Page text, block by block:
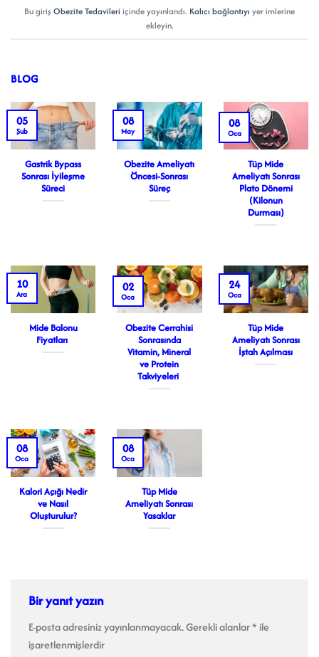
Bu girişObezite Tedavileri içinde yayınlandı. Kalıcı bağlantıyı yer imlerine
ekleyin.
BLOG
Gastrik Bypass
Sonrası İyileşme
Süreci
05
Şub
Obezite Ameliyatı
Öncesi-Sonrası
Süreç
08
May
Tüp Mide
Ameliyatı Sonrası
Plato Dönemi
(Kilonun
Durması)
08
Oca
Mide Balonu
Fiyatları
10
Ara
Obezite Cerrahisi
Sonrasında
Vitamin, Mineral
ve Protein
Takviyeleri
02
Oca
Tüp Mide
Ameliyatı Sonrası
İştah Açılması
24
Oca
Kalori Açığı Nedir
ve Nasıl
Oluşturulur?
08
Oca
Tüp Mide
Ameliyatı Sonrası
Yasaklar
08
Oca
Bir yanıt yazın
E-posta adresiniz yayınlanmayacak.Gerekli alanlar* ile
işaretlenmişlerdir